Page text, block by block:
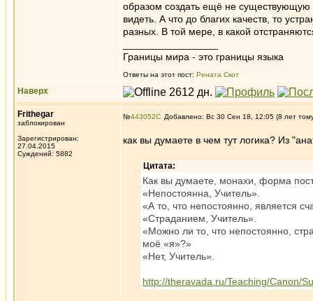
образом создать ещё не существующую
видеть. А что до благих качеств, то
разных. В той мере, в какой
Границы мира - это границы языка
Ответы на этот пост: Рената Скот
Наверх
Frithegar
заблокирован
Зарегистрирован:
27.04.2015
Суждений: 5882
№443052 Добавлено: Вс 30 Сен 18, 12:05 (8 лет
как вы думаете в чем тут логика? Из
Цитата:
Как вы думаете, монахи, форма
«Непостоянна, Учитель».
«А то, что непостоянно, является
«Страданием, Учитель».
«Можно ли то, что непостоянно,
моё «я»?»
«Нет, Учитель».
http://theravada.ru/Teaching/Canon/